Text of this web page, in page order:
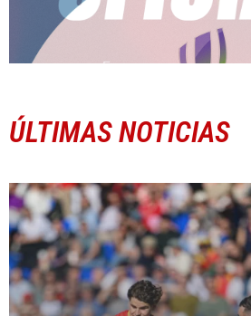
ÚLTIMAS NOTICIAS